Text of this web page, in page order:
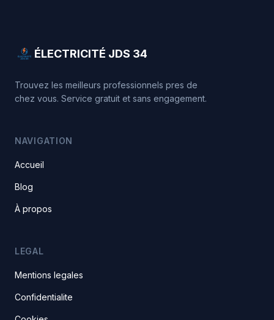
ÉLECTRICITÉ JDS 34
Trouvez les meilleurs professionnels pres de
chez vous. Service gratuit et sans engagement.
NAVIGATION
Accueil
Blog
À propos
LEGAL
Mentions legales
Confidentialite